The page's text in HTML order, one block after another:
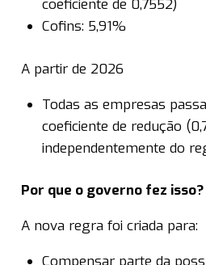
coeficiente de 0,7552)
Cofins: 5,91%
A partir de 2026
Todas as empresas
coeficiente de redução
independentemente do
Por que o governo fez isso?
A nova regra foi criada para: